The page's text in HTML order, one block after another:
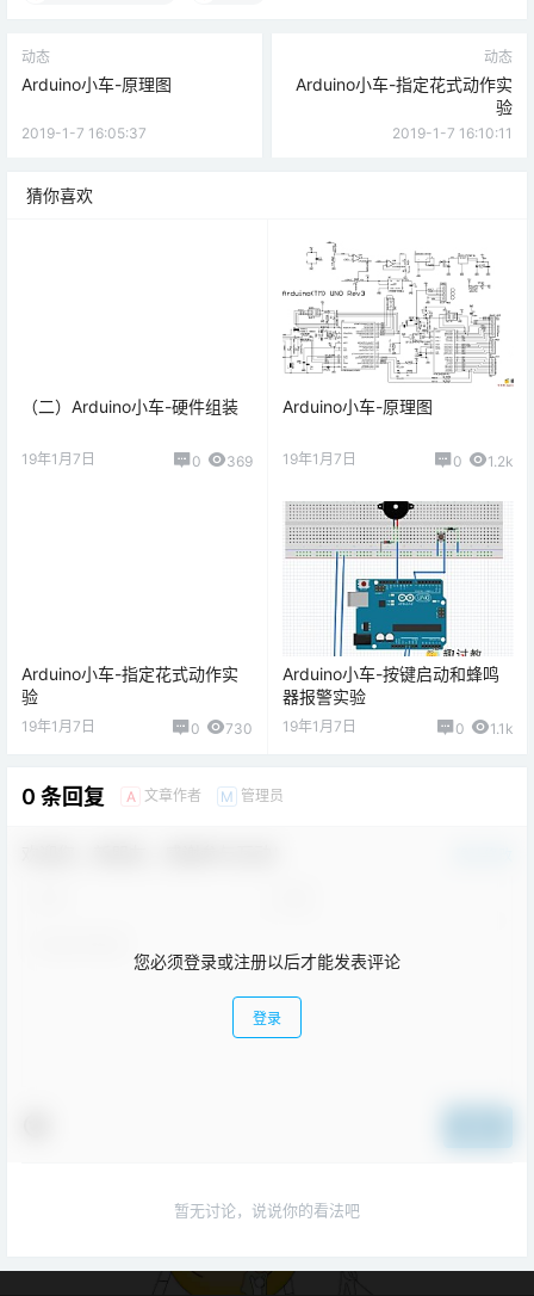
动态
Arduino小车-原理图
2019-1-7 16:05:37
动态
Arduino小车-指定花式动作实
验
2019-1-7 16:10:11
猜你喜欢
（二）Arduino小车-硬件组装
19年1月7日 0 369
Arduino小车-原理图
19年1月7日 0 1.2k
Arduino小车-指定花式动作实
验
19年1月7日 0 730
Arduino小车-按键启动和蜂鸣
器报警实验
19年1月7日 0 1.1k
0 条回复 A 文章作者 M 管理员
您必须登录或注册以后才能发表评论
登录
暂无讨论，说说你的看法吧